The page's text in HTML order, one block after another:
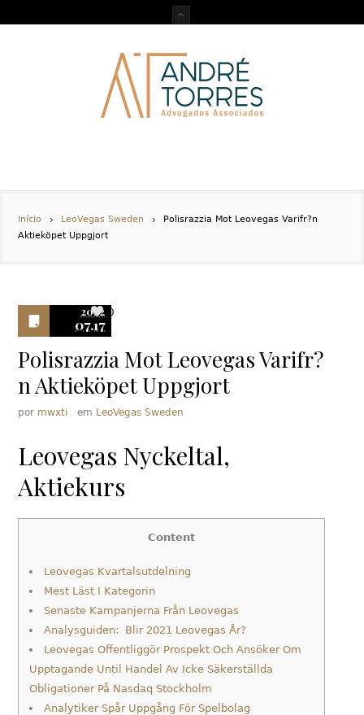
Início LeoVegas Sweden
Polisrazzia Mot Leovegas Varifr?n
Aktieköpet Uppgjort
2022
07.17
0
Polisrazzia Mot Leovegas Varifr?
n Aktieköpet Uppgjort
por mwxti em LeoVegas Sweden
Leovegas Nyckeltal,
Aktiekurs
Content
Leovegas Kvartalsutdelning
Mest Läst I Kategorin
Senaste Kampanjerna Från Leovegas
Analysguiden: Blir 2021 Leovegas År?
Leovegas Offentliggör Prospekt Och Ansöker Om
Upptagande Until Handel Av Icke Säkerställda
Obligationer På Nasdaq Stockholm
Analytiker Spår Uppgång För Spelbolag